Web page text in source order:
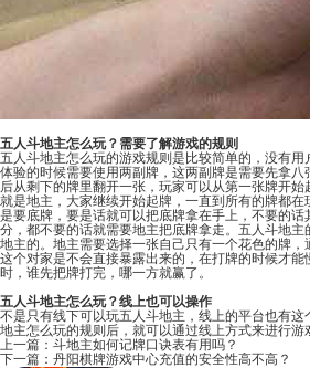
五人斗地主怎么玩？需要了解游戏的规则
五人斗地主怎么玩的游戏规则是比较简单的，没有
体验的时候需要使用两副牌，这两副牌是需要先拿
后从剩下的牌里翻开一张，玩家可以从第一张牌开始
就是地主，大家继续开始起牌，一直到所有的牌都
是要底牌，要是话就可以把底牌拿在手上，不要的
分，都不要的话就需要地主把底牌拿走。五人斗地
地主的。地主需要选择一张自己只有一个花色的牌，
这个对家是不会直接暴露出来的，在打牌的时候才
时，谁先把牌打完，哪一方就赢了。
五人斗地主怎么玩？线上也可以操作
不是只有线下可以玩五人斗地主，线上的平台也有
地主怎么玩的规则后，就可以通过线上方式来进行游
上一篇： 斗地主如何记牌口诀表有用吗？
下一篇： 丹阳棋牌游戏中心充值的安全性高不高？